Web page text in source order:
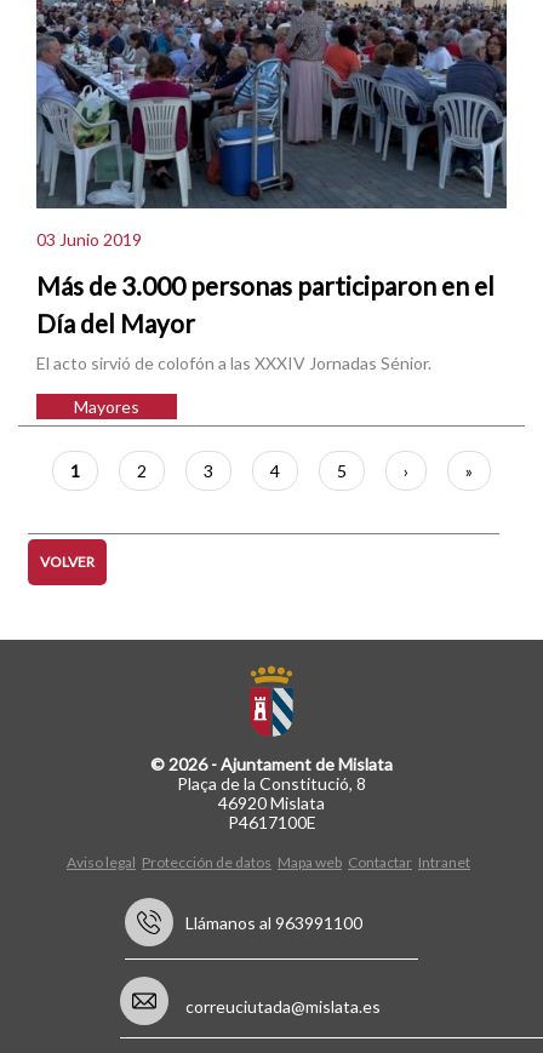
03 Junio 2019
Más de 3.000 personas participaron en el
Día del Mayor
El acto sirvió de colofón a las XXXIV Jornadas Sénior.
Mayores
Paginación
Página
actual
1 Página
2 Página
3 Página
4 Página
5
Siguiente
página
›
Última
página
»
VOLVER
© 2026 - Ajuntament de Mislata
Plaça de la Constitució, 8
46920 Mislata
P4617100E
Aviso legal Protección de datos Mapa web Contactar Intranet
Llámanos al 963991100
correuciutada@mislata.es